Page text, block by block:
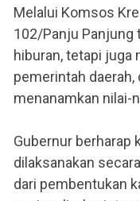
Melalui Komsos
102/Panju Panjung
hiburan, tetapi juga
pemerintah daerah,
menanamkan nilai-
Gubernur berharap
dilaksanakan
dari pembentukan